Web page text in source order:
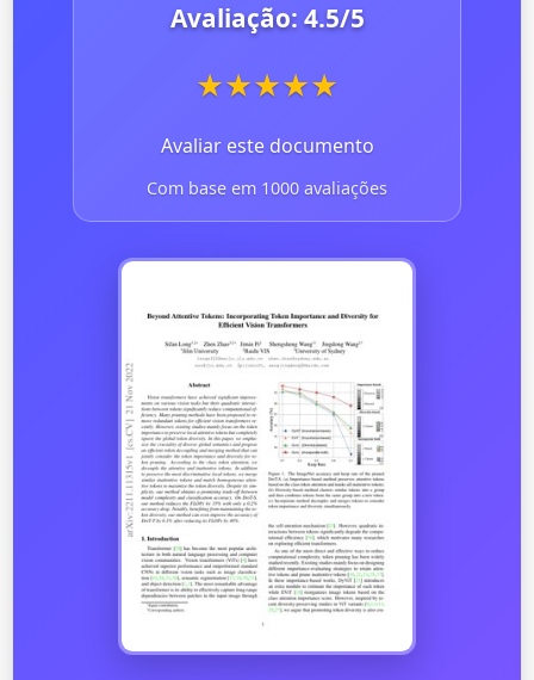
Avaliação: 4.5/5
★★★★★
Avaliar este documento
Com base em 1000 avaliações